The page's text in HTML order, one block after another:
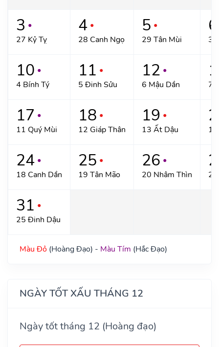
3 ●
27 Kỷ Tỵ
4 ●
28 Canh Ngọ
5 ●
29 Tân Mùi
6
10 ●
4 Bính Tý
11 ●
5 Đinh Sửu
12 ●
6 Mậu Dần 7
17 ●
11 Quý Mùi
18 ●
12 Giáp Thân
19 ●
13 Ất Dậu
24 ●
18 Canh Dần
25 ●
19 Tân Mão
26 ●
20 Nhâm Thìn
31 ●
25 Đinh Dậu
Màu Đỏ (Hoàng Đạo) - Màu Tím (Hắc Đạo)
NGÀY TỐT XẤU THÁNG 12
Ngày tốt tháng 12 (Hoàng đạo)